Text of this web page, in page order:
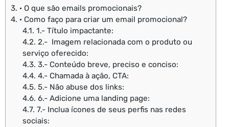
3. · O que são emails promocionais?
4. · Como faço para criar um email promocional?
4.1. 1.- Título impactante:
4.2. 2.- Imagem relacionada com o produto ou
serviço oferecido:
4.3. 3.- Conteúdo breve, preciso e conciso:
4.4. 4.- Chamada à ação, CTA:
4.5. 5.- Não abuse dos links:
4.6. 6.- Adicione uma landing page:
4.7. 7.- Inclua ícones de seus perfis nas redes
sociais: